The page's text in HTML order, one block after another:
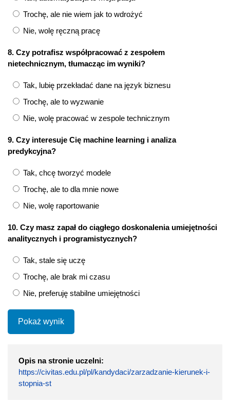
Trochę, ale nie wiem jak to wdrożyć
Nie, wolę ręczną pracę
8. Czy potrafisz współpracować z zespołem
nietechnicznym, tłumacząc im wyniki?
Tak, lubię przekładać dane na język biznesu
Trochę, ale to wyzwanie
Nie, wolę pracować w zespole technicznym
9. Czy interesuje Cię machine learning i analiza
predykcyjna?
Tak, chcę tworzyć modele
Trochę, ale to dla mnie nowe
Nie, wolę raportowanie
10. Czy masz zapał do ciągłego doskonalenia umiejętności
analitycznych i programistycznych?
Tak, stale się uczę
Trochę, ale brak mi czasu
Nie, preferuję stabilne umiejętności
Pokaż wynik
Opis na stronie uczelni:
https://civitas.edu.pl/pl/kandydaci/zarzadzanie-kierunek-i-
stopnia-st